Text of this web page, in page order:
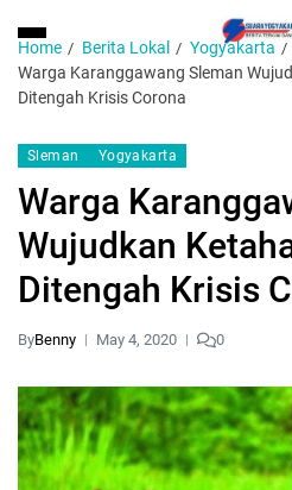
Home Berita Lokal
Yogyakarta
Warga Karanggawang Sleman
Ditengah Krisis Corona
Sleman Yogyakarta
Warga
Wujudkan
Ditengah Krisis
ByBenny May 4, 2020 0